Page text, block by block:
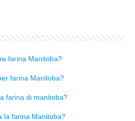
farina Manitoba?
farina Manitoba?
farina di manitoba?
la farina Manitoba?